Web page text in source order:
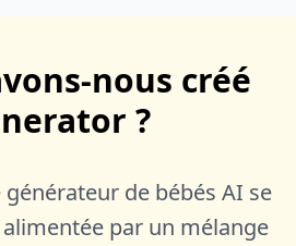
nous créé
?
de bébés AI se
par un mélange